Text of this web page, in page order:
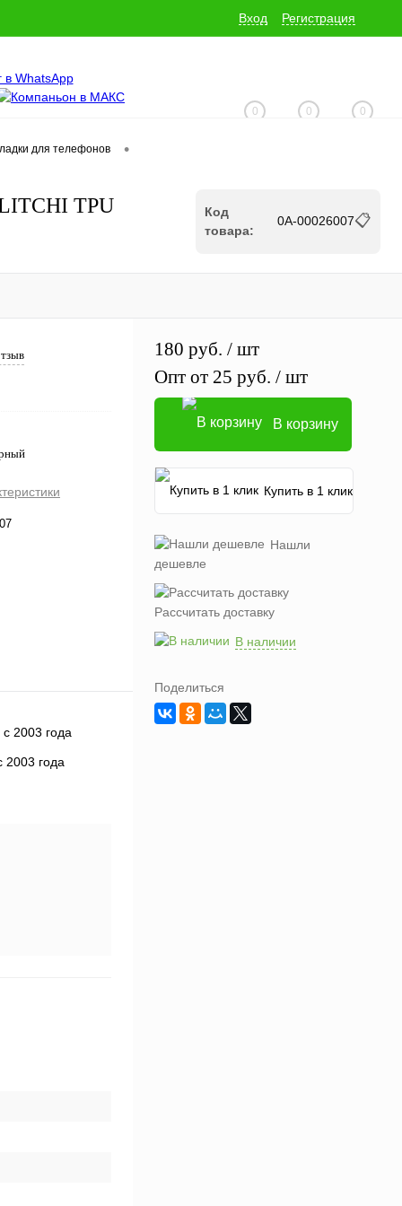
Вход Регистрация
0 0 0
для телефонов •
TPU
Код
товара:
0А-00026007📋
2003 года
180 руб. / шт
Опт от 25 руб. / шт
В корзину
Купить в 1 клик
Нашли
дешевле
Рассчитать доставку
В наличии
Поделиться